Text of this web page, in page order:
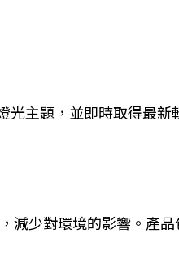
主題，並即時取得最新
減少對環境的影響。產